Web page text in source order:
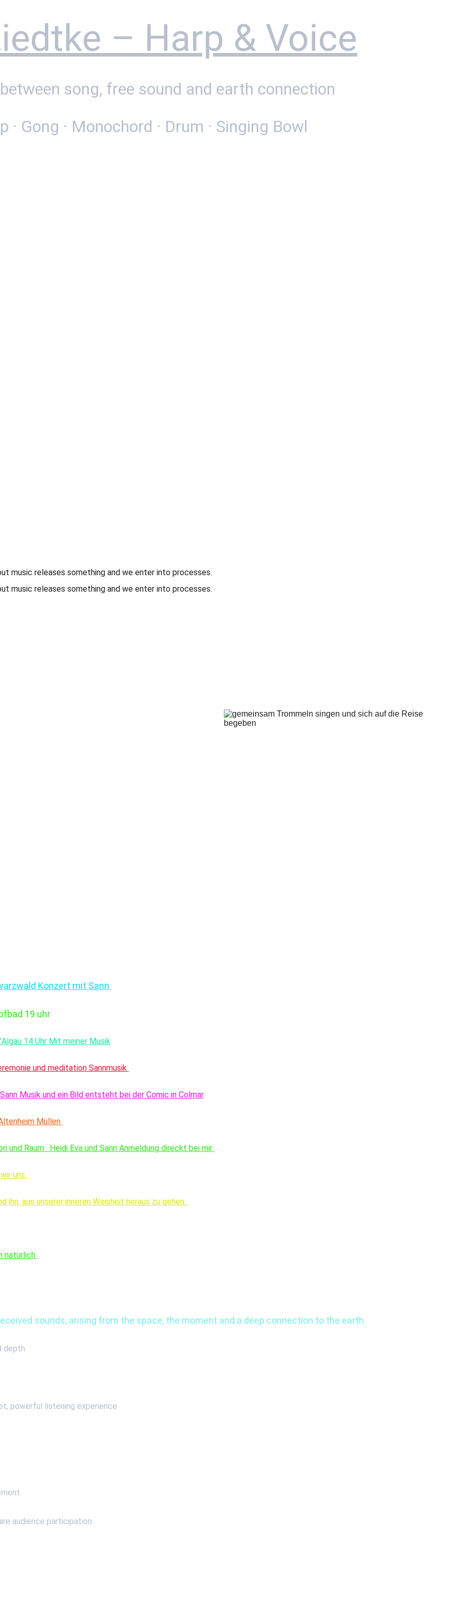
– Harp & Voice
song, free sound and earth connection
· Gong · Monochord · Drum · Singing Bowl
music releases something and we enter into processes.
music releases something and we enter into processes.
Konzert mit Sann
19 uhr
14 Uhr Mit meiner Musik
und meditation Sannmusik
Musik und ein Bild entsteht bei der Comic in Colmar
Müllen
und Raum . Heidi Eva und Sann Anmeldung direckt bei mir
uns
ihn, aus unserer inneren Weisheit heraus zu gehen.
natürlich
sounds, arising from the space, the moment and a deep connection to the earth.
depth
powerful listening experience
audience participation.